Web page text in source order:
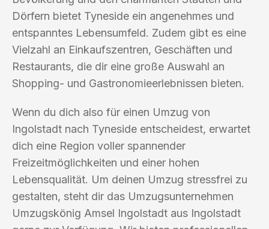
Dörfern bietet Tyneside ein angenehmes und
entspanntes Lebensumfeld. Zudem gibt es eine
Vielzahl an Einkaufszentren, Geschäften und
Restaurants, die dir eine große Auswahl an
Shopping- und Gastronomieerlebnissen bieten.
Wenn du dich also für einen Umzug von
Ingolstadt nach Tyneside entscheidest, erwartet
dich eine Region voller spannender
Freizeitmöglichkeiten und einer hohen
Lebensqualität. Um deinen Umzug stressfrei zu
gestalten, steht dir das Umzugsunternehmen
Umzugskönig Amsel Ingolstadt aus Ingolstadt